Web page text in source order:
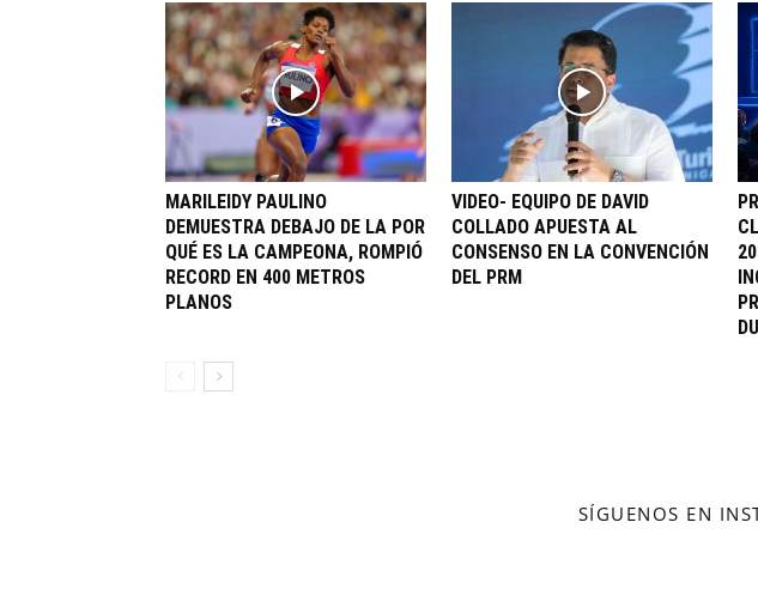
MARILEIDY PAULINO
DEMUESTRA DEBAJO DE LA POR
QUÉ ES LA CAMPEONA, ROMPIÓ
RECORD EN 400 METROS
PLANOS
VIDEO- EQUIPO DE DAVID
COLLADO APUESTA AL
CONSENSO EN LA CONVENCIÓN
DEL PRM
SÍGUENOS EN